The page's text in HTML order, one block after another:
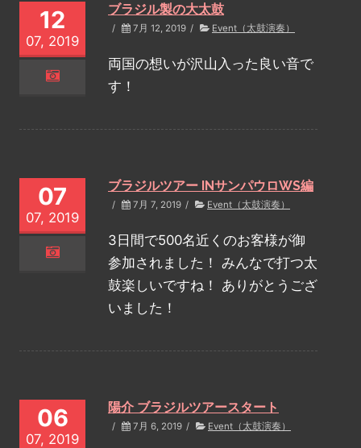
12
07, 2019
ブラジル製の大太鼓
/ 7月 12, 2019 / Event（太鼓演奏）
両国の想いが沢山入った良い音で
す！
07
07, 2019
ブラジルツアー INサンパウロWS編
/ 7月 7, 2019 / Event（太鼓演奏）
3日間で500名近くのお客様が御
参加されました！ みんなで打つ太
鼓楽しいですね！ ありがとうござ
いました！
06
07, 2019
陽介 ブラジルツアースタート
/ 7月 6, 2019 / Event（太鼓演奏）